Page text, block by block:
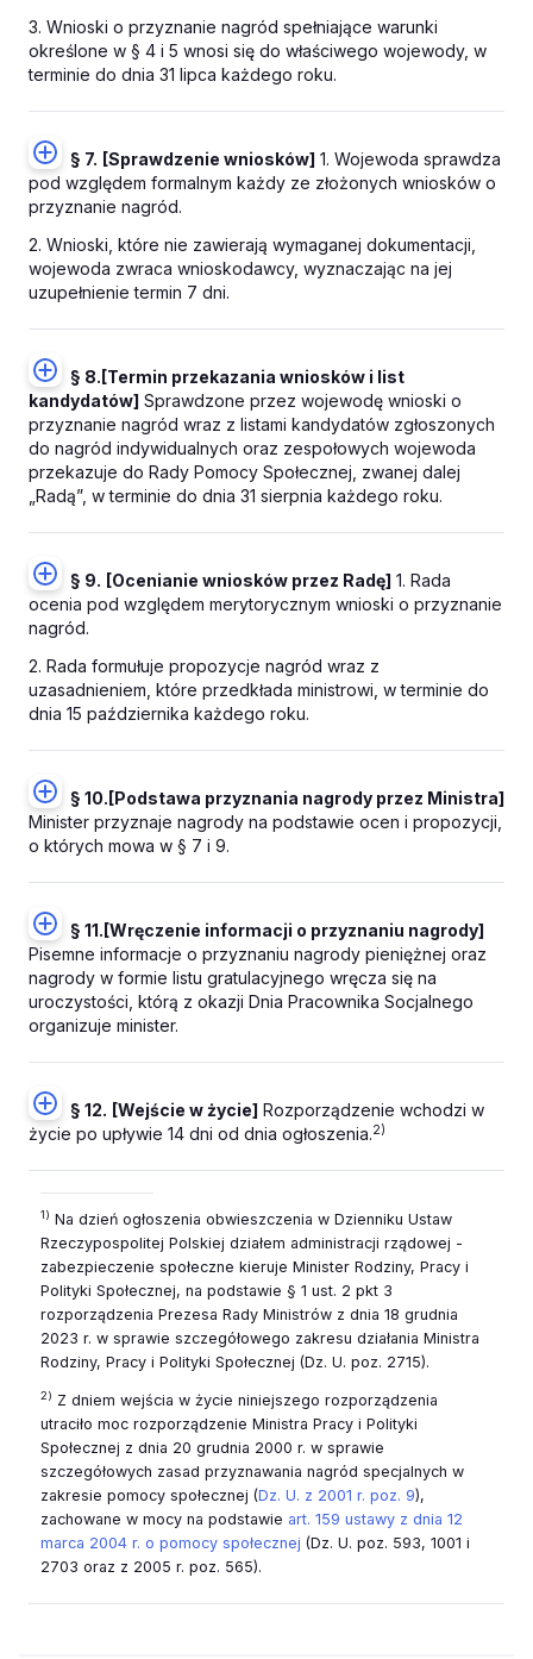
3. Wnioski o przyznanie nagród spełniające warunki
określone w § 4 i 5 wnosi się do właściwego wojewody, w
terminie do dnia 31 lipca każdego roku.
§ 7. [Sprawdzenie wniosków] 1. Wojewoda sprawdza
pod względem formalnym każdy ze złożonych wniosków o
przyznanie nagród.
2. Wnioski, które nie zawierają wymaganej dokumentacji,
wojewoda zwraca wnioskodawcy, wyznaczając na jej
uzupełnienie termin 7 dni.
§ 8. [Termin przekazania wniosków i list
kandydatów] Sprawdzone przez wojewodę wnioski o
przyznanie nagród wraz z listami kandydatów zgłoszonych
do nagród indywidualnych oraz zespołowych wojewoda
przekazuje do Rady Pomocy Społecznej, zwanej dalej
„Radą”, w terminie do dnia 31 sierpnia każdego roku.
§ 9. [Ocenianie wniosków przez Radę] 1. Rada
ocenia pod względem merytorycznym wnioski o przyznanie
nagród.
2. Rada formułuje propozycje nagród wraz z
uzasadnieniem, które przedkłada ministrowi, w terminie do
dnia 15 października każdego roku.
§ 10. [Podstawa przyznania nagrody przez Ministra]
Minister przyznaje nagrody na podstawie ocen i propozycji,
o których mowa w § 7 i 9.
§ 11. [Wręczenie informacji o przyznaniu nagrody]
Pisemne informacje o przyznaniu nagrody pieniężnej oraz
nagrody w formie listu gratulacyjnego wręcza się na
uroczystości, którą z okazji Dnia Pracownika Socjalnego
organizuje minister.
§ 12. [Wejście w życie] Rozporządzenie wchodzi w
życie po upływie 14 dni od dnia ogłoszenia.2)
1) Na dzień ogłoszenia obwieszczenia w Dzienniku Ustaw
Rzeczypospolitej Polskiej działem administracji rządowej -
zabezpieczenie społeczne kieruje Minister Rodziny, Pracy i
Polityki Społecznej, na podstawie § 1 ust. 2 pkt 3
rozporządzenia Prezesa Rady Ministrów z dnia 18 grudnia
2023 r. w sprawie szczegółowego zakresu działania Ministra
Rodziny, Pracy i Polityki Społecznej (Dz. U. poz. 2715).
2) Z dniem wejścia w życie niniejszego rozporządzenia
utraciło moc rozporządzenie Ministra Pracy i Polityki
Społecznej z dnia 20 grudnia 2000 r. w sprawie
szczegółowych zasad przyznawania nagród specjalnych w
zakresie pomocy społecznej (Dz. U. z 2001 r. poz. 9),
zachowane w mocy na podstawie art. 159 ustawy z dnia 12
marca 2004 r. o pomocy społecznej (Dz. U. poz. 593, 1001 i
2703 oraz z 2005 r. poz. 565).